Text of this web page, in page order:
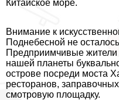
Китайское море.
Внимание к
Поднебесной не
Предприимчивые жители
нашей планеты
острове посреди моста
ресторанов,
смотровую площадку.